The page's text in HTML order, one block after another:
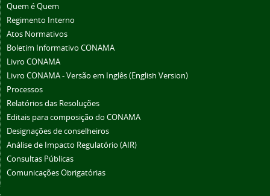
Quem é Quem
Regimento Interno
Atos Normativos
Boletim Informativo CONAMA
Livro CONAMA
Livro CONAMA - Versão em Inglês (English Version)
Processos
Relatórios das Resoluções
Editais para composição do CONAMA
Designações de conselheiros
Análise de Impacto Regulatório (AIR)
Consultas Públicas
Comunicações Obrigatórias